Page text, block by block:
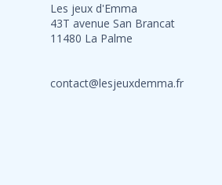
Les jeux d'Emma
43T avenue San Brancat
11480 La Palme
contact@lesjeuxdemma.fr